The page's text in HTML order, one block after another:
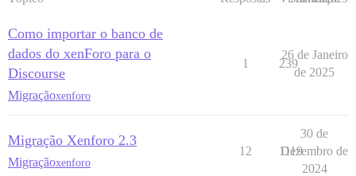
Como importar o banco de
dados do xenForo para o
Discourse
Migraçãoxenforo
1 239
26 de Janeiro
de 2025
Migração Xenforo 2.3
Migraçãoxenforo
12 1119
30 de
Dezembro de
2024